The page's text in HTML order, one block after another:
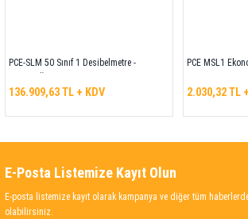
PCE-SLM 50 Sınıf 1 Desibelmetre -
136.909,63 TL + KDV
PCE MSL1
2.030,32 TL
E-Posta Listemize Kayıt Olun
E-posta listemize kayıt olarak kampanya ve diğer tüm
olabilirsiniz.